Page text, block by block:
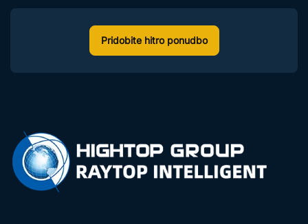
Pridobite hitro ponudbo